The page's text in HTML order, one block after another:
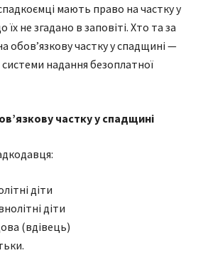
мають право на частку у
не згадано в заповіті. Хто та за
обов’язкову частку у спадщині —
надання безоплатної
частку у спадщині
діти
діти
(вдівець)